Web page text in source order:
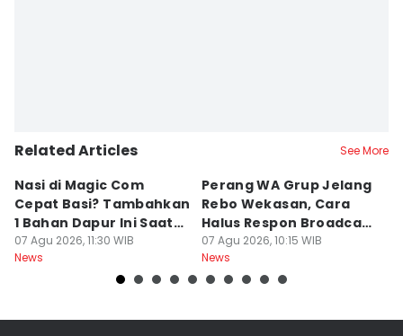
Related Articles See More
Nasi di Magic Com
Cepat Basi? Tambahkan
1 Bahan Dapur Ini Saat
Menanak, Awet 2 Hari
07 Agu 2026, 11:30 WIB
News
Perang WA Grup Jelang
Rebo Wekasan, Cara
Halus Respon Broadcast
Parno
07 Agu 2026, 10:15 WIB
News